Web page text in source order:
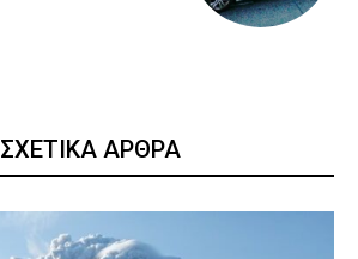
ΣΧΕΤΙΚΑ ΑΡΘΡΑ